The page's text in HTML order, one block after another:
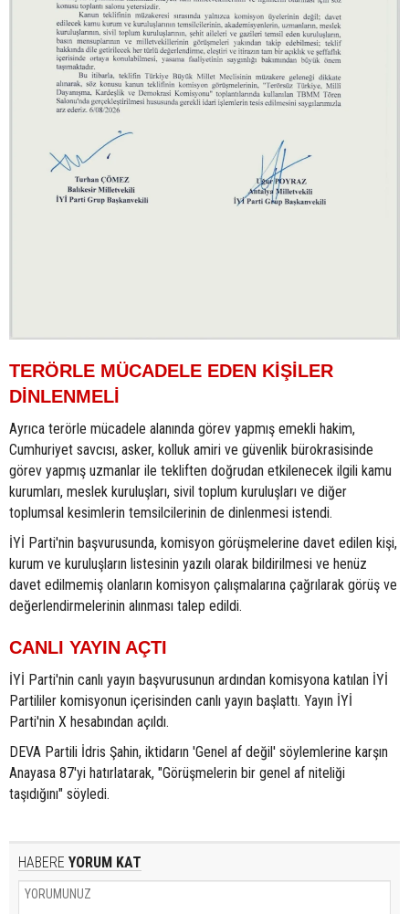
TERÖRLE MÜCADELE EDEN KİŞİLER
DİNLENMELİ
Ayrıca terörle mücadele alanında görev yapmış emekli hakim,
Cumhuriyet savcısı, asker, kolluk amiri ve güvenlik bürokrasisinde
görev yapmış uzmanlar ile tekliften doğrudan etkilenecek ilgili kamu
kurumları, meslek kuruluşları, sivil toplum kuruluşları ve diğer
toplumsal kesimlerin temsilcilerinin de dinlenmesi istendi.
İYİ Parti'nin başvurusunda, komisyon görüşmelerine davet edilen kişi,
kurum ve kuruluşların listesinin yazılı olarak bildirilmesi ve henüz
davet edilmemiş olanların komisyon çalışmalarına çağrılarak görüş ve
değerlendirmelerinin alınması talep edildi.
CANLI YAYIN AÇTI
İYİ Parti'nin canlı yayın başvurusunun ardından komisyona katılan İYİ
Partililer komisyonun içerisinden canlı yayın başlattı. Yayın İYİ
Parti'nin X hesabından açıldı.
DEVA Partili İdris Şahin, iktidarın 'Genel af değil' söylemlerine karşın
Anayasa 87'yi hatırlatarak, "Görüşmelerin bir genel af niteliği
taşıdığını" söyledi.
HABERE YORUM KAT